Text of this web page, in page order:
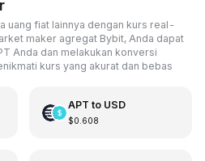
uang fiat lainnya dengan kurs real-
maker agregat Bybit, Anda dapat
Anda dan melakukan konversi
kurs yang akurat dan bebas
APT to USD
$0.608